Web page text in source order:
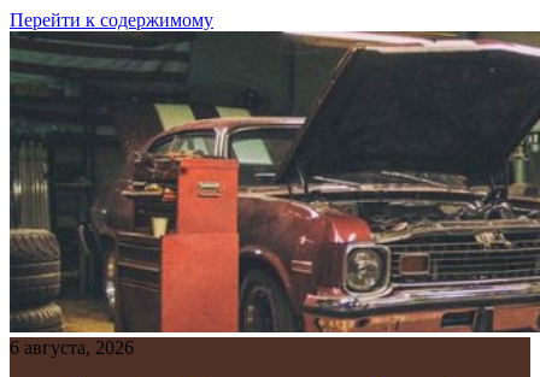
Перейти к содержимому
6 августа, 2026